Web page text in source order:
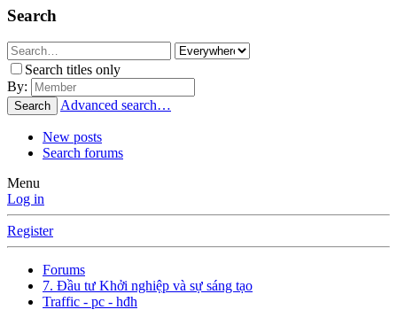
Search
Search titles only
By:
Search Advanced search…
New posts
Search forums
Menu
Log in
Register
Forums
7. Đầu tư Khởi nghiệp và sự sáng tạo
Traffic - pc - hđh